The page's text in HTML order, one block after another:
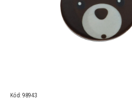
Kód: 98943